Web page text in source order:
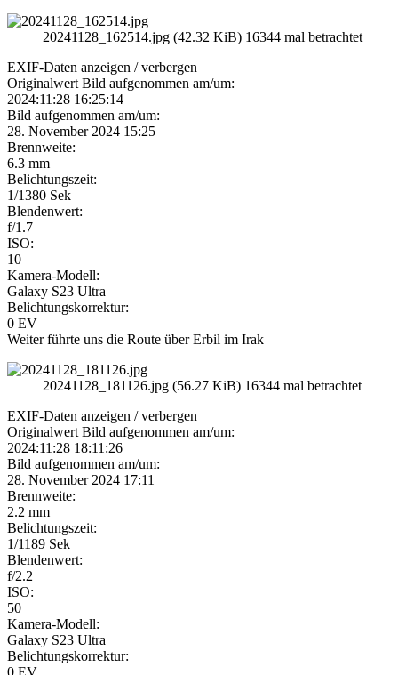
20241128_162514.jpg (42.32 KiB) 16344 mal betrachtet
EXIF-Daten anzeigen / verbergen
Originalwert Bild aufgenommen am/um:
2024:11:28 16:25:14
Bild aufgenommen am/um:
28. November 2024 15:25
Brennweite:
6.3 mm
Belichtungszeit:
1/1380 Sek
Blendenwert:
f/1.7
ISO:
10
Kamera-Modell:
Galaxy S23 Ultra
Belichtungskorrektur:
0 EV
Weiter führte uns die Route über Erbil im Irak
20241128_181126.jpg (56.27 KiB) 16344 mal betrachtet
EXIF-Daten anzeigen / verbergen
Originalwert Bild aufgenommen am/um:
2024:11:28 18:11:26
Bild aufgenommen am/um:
28. November 2024 17:11
Brennweite:
2.2 mm
Belichtungszeit:
1/1189 Sek
Blendenwert:
f/2.2
ISO:
50
Kamera-Modell:
Galaxy S23 Ultra
Belichtungskorrektur: